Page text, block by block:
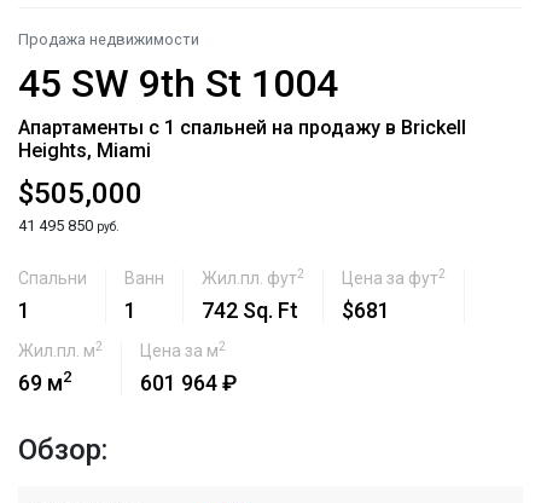
Продажа недвижимости
45 SW 9th St 1004
Апартаменты с 1 спальней на продажу в Brickell
Heights, Miami
$505,000
41 495 850 руб.
Спальни
1
Ванн
1
Жил.пл. фут2
742 Sq. Ft
Цена за фут2
$681
Жил.пл. м2
69 м2
Цена за м2
601 964 ₽
Обзор: